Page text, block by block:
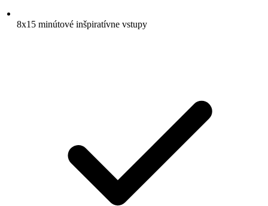
8x15 minútové inšpiratívne vstupy